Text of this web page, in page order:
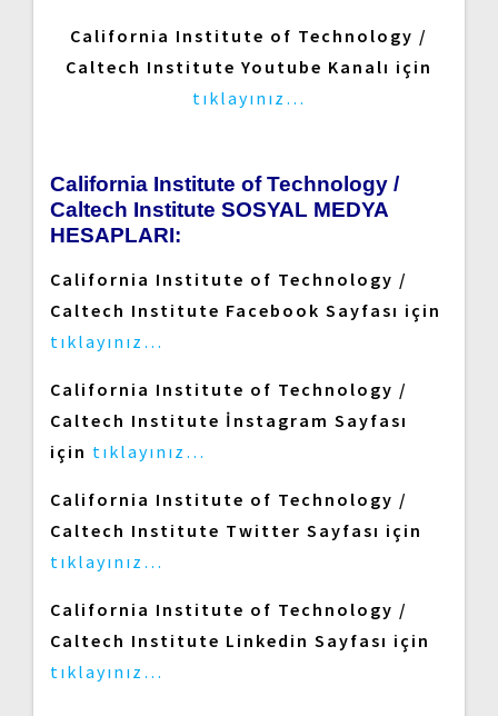
California Institute of Technology /
Caltech Institute Youtube Kanalı için
tıklayınız…
California Institute of Technology /
Caltech Institute SOSYAL MEDYA
HESAPLARI:
California Institute of Technology /
Caltech Institute Facebook Sayfası için
tıklayınız…
California Institute of Technology /
Caltech Institute İnstagram Sayfası
için tıklayınız…
California Institute of Technology /
Caltech Institute Twitter Sayfası için
tıklayınız…
California Institute of Technology /
Caltech Institute Linkedin Sayfası için
tıklayınız…